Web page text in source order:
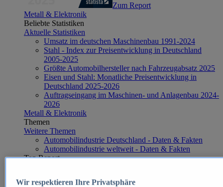
Zum Report
Metall & Elektronik
Beliebte Statistiken
Aktuelle Statistiken
Umsatz im deutschen Maschinenbau 1991-2024
Stahl - Index zur Preisentwicklung in Deutschland
2005-2025
Größte Automobilhersteller nach Fahrzeugabsatz 2025
Eisen und Stahl: Monatliche Preisentwicklung in
Deutschland 2025-2026
Auftragseingang im Maschinen- und Anlagenbau 2024-
2026
Metall & Elektronik
Themen
Weitere Themen
Automobilindustrie Deutschland - Daten & Fakten
Automobilindustrie weltweit - Daten & Fakten
Top Report
Wir respektieren Ihre Privatsphäre